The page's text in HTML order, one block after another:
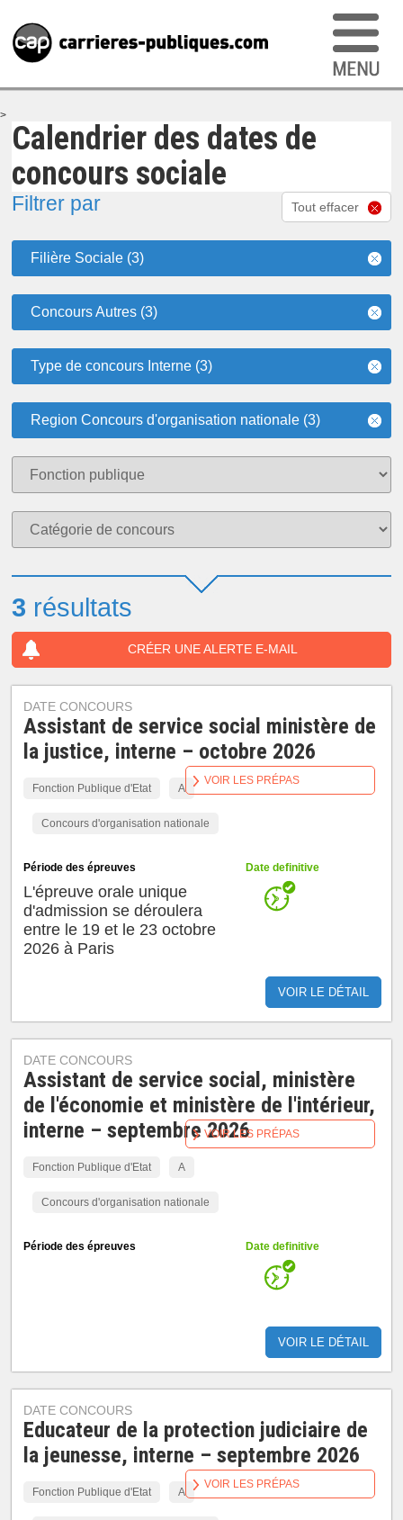
>
Calendrier des dates de
concours sociale
Filtrer par Tout effacer
Filière Sociale (3)
Concours Autres (3)
Type de concours Interne (3)
Region Concours d'organisation nationale (3)
3 résultats
CRÉER UNE ALERTE E-MAIL
DATE CONCOURS
Assistant de service social ministère de
la justice, interne – octobre 2026
Fonction Publique d'Etat A
Concours d'organisation nationale
Période des épreuves
L'épreuve orale unique
d'admission se déroulera
entre le 19 et le 23 octobre
2026 à Paris
Date definitive
VOIR LE DÉTAIL
VOIR LES PRÉPAS
DATE CONCOURS
Assistant de service social, ministère
de l'économie et ministère de l'intérieur,
interne – septembre 2026
Fonction Publique d'Etat A
Concours d'organisation nationale
Période des épreuves Date definitive
VOIR LE DÉTAIL
VOIR LES PRÉPAS
DATE CONCOURS
Educateur de la protection judiciaire de
la jeunesse, interne – septembre 2026
Fonction Publique d'Etat A
VOIR LES PRÉPAS